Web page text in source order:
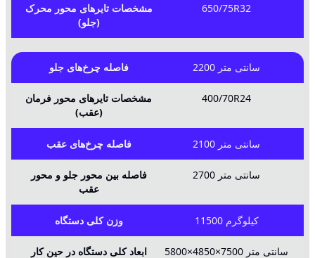
مشخصات تایرهای محور محرک
(جلو)
650/75R32
فاصله چرخ‌های جلو 2200 سانتی متر
مشخصات تایرهای محور فرمان
(عقب)
400/70R24
فاصله چرخ‌های عقب 2100 سانتی متر
فاصله بین محور جلو و محور
عقب
2700 سانتی متر
وزن کلی دستگاه 11500 کیلوگرم
ابعاد کلی دستگاه در حین کار 5800×4850×7500 سانتی متر